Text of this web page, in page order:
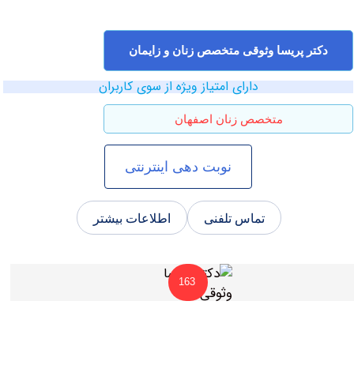
پریسا وثوقی متخصص زنان و زایمان
دارای امتیاز ویژه از سوی کاربران
متخصص زنان اصفهان
نوبت دهی اینترنتی
تماس تلفنی اطلاعات بیشتر
163